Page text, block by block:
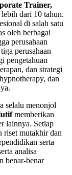
Trainer,
dari 10 tahun.
di salah satu
oleh berbagai
perusahaan
perusahaan
pengetahuan
dan strategi
dan
selalu menonjol
memberikan
lainnya. Setiap
riset mutakhir dan
serta
analisa
benar-benar